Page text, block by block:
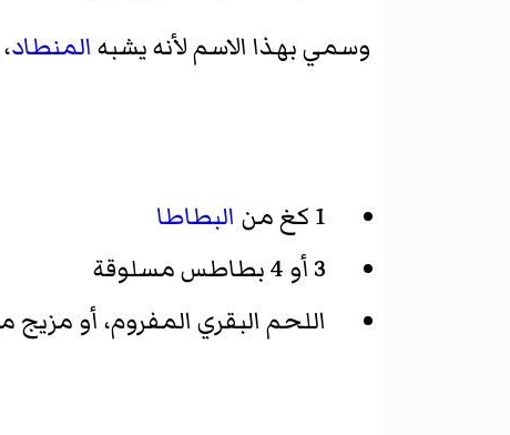
وسمي بهذا الاسم لأنه يشبه المنطاد
1 كغ من
البطاطا
3 أو 4 بطاطس مسلوقة
اللحم البقري المفروم، أو مزيج